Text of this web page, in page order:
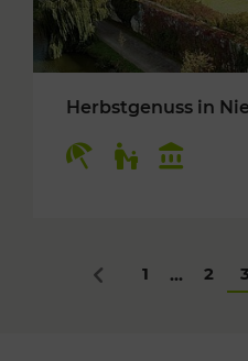
Herbstgenuss in
Zurück
1 ... 2 3